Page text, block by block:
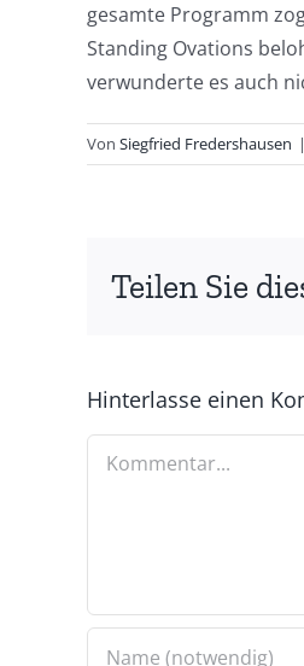
gesamte Programm
Standing Ovations
verwunderte es auch
Von Siegfried Fredershausen |
Teilen Sie
Hinterlasse einen
Kommentar